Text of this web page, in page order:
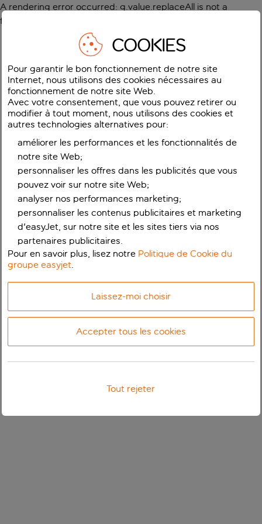
A rendering error occurred: g.value.replaceAll is not a
function
COOKIES
Pour garantir le bon fonctionnement de notre site
Internet, nous utilisons des cookies nécessaires au
fonctionnement de notre site Web.
Avec votre consentement, que vous pouvez retirer ou
modifier à tout moment, nous utilisons des cookies et
autres technologies alternatives pour:
améliorer les performances et les fonctionnalités de
notre site Web;
personnaliser les offres dans les publicités que vous
pouvez voir sur notre site Web;
analyser nos performances marketing;
personnaliser les contenus publicitaires et marketing
d'easyJet, sur notre site et les sites tiers via nos
partenaires publicitaires.
Pour en savoir plus, lisez notre Politique de Cookie du
groupe easyjet.
Laissez-moi choisir
Accepter tous les cookies
Tout rejeter